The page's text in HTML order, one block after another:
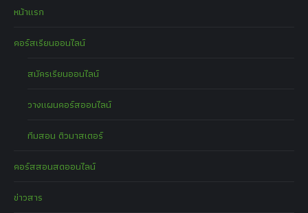
หน้าแรก
คอร์สเรียนออนไลน์
สมัครเรียนออนไลน์
วางแผนคอร์สออนไลน์
ทีมสอน ติวมาสเตอร์
คอร์สสอนสดออนไลน์
ข่าวสาร